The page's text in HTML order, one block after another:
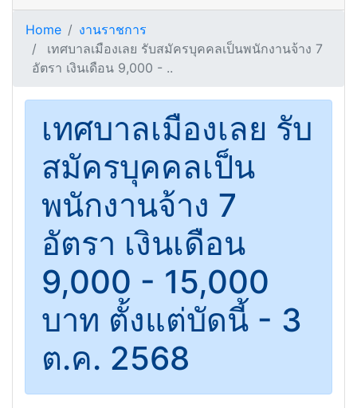
Home
งานราชการ
เทศบาลเมืองเลย รับสมัครบุคคลเป็นพนักงานจ้าง 7
อัตรา เงินเดือน 9,000 - ..
เทศบาลเมืองเลย รับ
สมัครบุคคลเป็น
พนักงานจ้าง 7
อัตรา เงินเดือน
9,000 - 15,000
บาท ตั้งแต่บัดนี้ - 3
ต.ค. 2568